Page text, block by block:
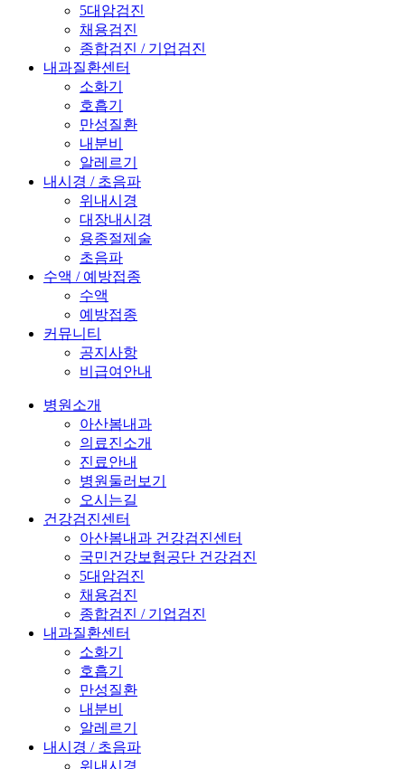
5대암검진
채용검진
종합검진 / 기업검진
내과질환센터
소화기
호흡기
만성질환
내분비
알레르기
내시경 / 초음파
위내시경
대장내시경
용종절제술
초음파
수액 / 예방접종
수액
예방접종
커뮤니티
공지사항
비급여안내
병원소개
아산봄내과
의료진소개
진료안내
병원둘러보기
오시는길
건강검진센터
아산봄내과 건강검진센터
국민건강보험공단 건강검진
5대암검진
채용검진
종합검진 / 기업검진
내과질환센터
소화기
호흡기
만성질환
내분비
알레르기
내시경 / 초음파
위내시경